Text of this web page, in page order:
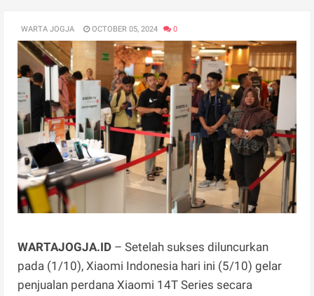
WARTA JOGJA OCTOBER 05, 2024 0
WARTAJOGJA.ID – Setelah sukses diluncurkan
pada (1/10), Xiaomi Indonesia hari ini (5/10) gelar
penjualan perdana Xiaomi 14T Series secara